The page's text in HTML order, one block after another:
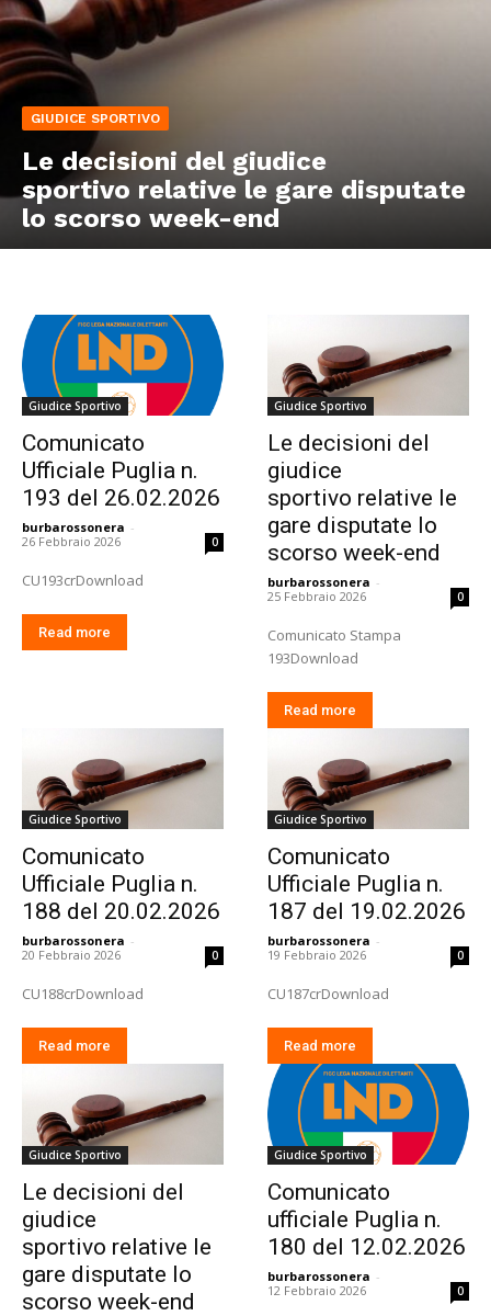
GIUDICE SPORTIVO
Le decisioni del giudice
sportivo relative le gare disputate
lo scorso week-end
Giudice Sportivo
Comunicato
Ufficiale Puglia n.
193 del 26.02.2026
burbarossonera -
26 Febbraio 2026
0
CU193crDownload
Read more
Giudice Sportivo
Le decisioni del
giudice
sportivo relative le
gare disputate lo
scorso week-end
burbarossonera -
25 Febbraio 2026
0
Comunicato Stampa
193Download
Read more
Giudice Sportivo
Comunicato
Ufficiale Puglia n.
188 del 20.02.2026
burbarossonera -
20 Febbraio 2026
0
CU188crDownload
Read more
Giudice Sportivo
Comunicato
Ufficiale Puglia n.
187 del 19.02.2026
burbarossonera -
19 Febbraio 2026
0
CU187crDownload
Read more
Giudice Sportivo
Le decisioni del
giudice
sportivo relative le
gare disputate lo
scorso week-end
Giudice Sportivo
Comunicato
ufficiale Puglia n.
180 del 12.02.2026
burbarossonera -
12 Febbraio 2026
0